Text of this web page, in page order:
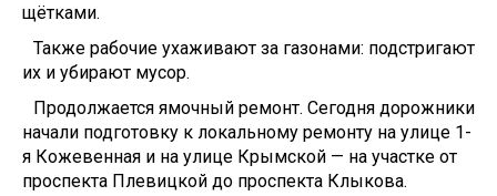
щётками.
Также рабочие ухаживают за газонами: подстригают
их и убирают мусор.
Продолжается ямочный ремонт. Сегодня дорожники
начали подготовку к локальному ремонту на улице 1-
я Кожевенная и на улице Крымской — на участке от
проспекта Плевицкой до проспекта Клыкова.